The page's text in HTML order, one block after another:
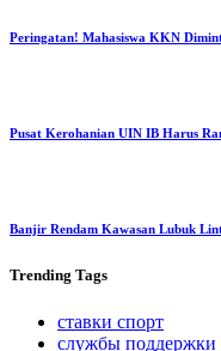
Peringatan! Mahasiswa KKN
Pusat Kerohanian UIN IB Harus
Banjir Rendam Kawasan Lubuk
Trending Tags
ставки спорт
службы поддержки